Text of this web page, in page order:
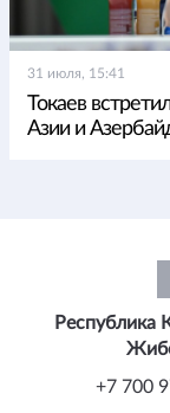
31 июля, 15:41
Токаев
Азии и
Республика
+7 700